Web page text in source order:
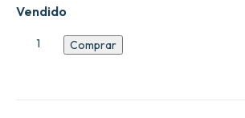
Vendido
Descripción
geográfica
Comprar